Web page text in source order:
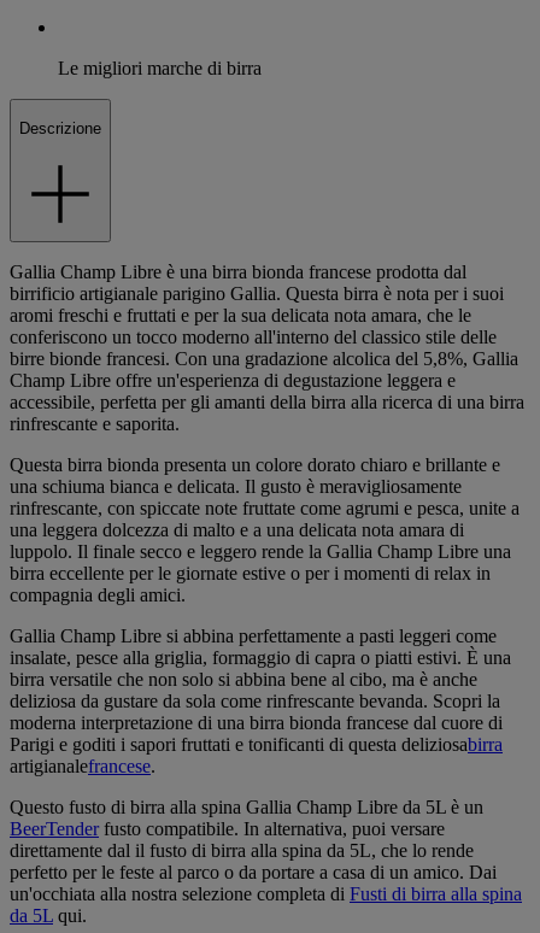
Le migliori marche di birra
Descrizione
Gallia Champ Libre è una birra bionda francese prodotta dal
birrificio artigianale parigino Gallia. Questa birra è nota per i suoi
aromi freschi e fruttati e per la sua delicata nota amara, che le
conferiscono un tocco moderno all'interno del classico stile delle
birre bionde francesi. Con una gradazione alcolica del 5,8%, Gallia
Champ Libre offre un'esperienza di degustazione leggera e
accessibile, perfetta per gli amanti della birra alla ricerca di una birra
rinfrescante e saporita.
Questa birra bionda presenta un colore dorato chiaro e brillante e
una schiuma bianca e delicata. Il gusto è meravigliosamente
rinfrescante, con spiccate note fruttate come agrumi e pesca, unite a
una leggera dolcezza di malto e a una delicata nota amara di
luppolo. Il finale secco e leggero rende la Gallia Champ Libre una
birra eccellente per le giornate estive o per i momenti di relax in
compagnia degli amici.
Gallia Champ Libre si abbina perfettamente a pasti leggeri come
insalate, pesce alla griglia, formaggio di capra o piatti estivi. È una
birra versatile che non solo si abbina bene al cibo, ma è anche
deliziosa da gustare da sola come rinfrescante bevanda. Scopri la
moderna interpretazione di una birra bionda francese dal cuore di
Parigi e goditi i sapori fruttati e tonificanti di questa deliziosabirra
artigianalefrancese.
Questo fusto di birra alla spina Gallia Champ Libre da 5L è un
BeerTenderfusto compatibile. In alternativa, puoi versare
direttamente dal il fusto di birra alla spina da 5L, che lo rende
perfetto per le feste al parco o da portare a casa di un amico. Dai
un'occhiata alla nostra selezione completa di Fusti di birra alla spina
da 5L qui.